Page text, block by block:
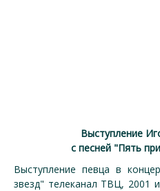
Выступление
с песней "Пять
Выступление певца в
звезд" телеканал ТВЦ, 2001